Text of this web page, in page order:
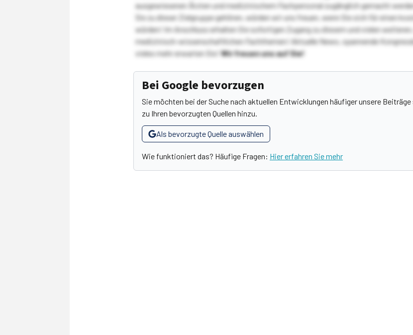
ausgewiesenen Ärzten und medizinischem Fachpersonal zugänglich gemacht
Sie zu dieser Zielgruppe gehören, würden wir uns freuen, wenn Sie sich für einen
würden! Im Anschluss erhalten Sie sofortigen Zugang zu diesem und vielen
medizinisch-wissenschaftlichen Fachthemen! Aktuelle News, spannende
vieles mehr erwarten Sie!Wir freuen uns auf Sie!
Bei Google bevorzugen
Sie möchten bei der Suche nach aktuellen Entwicklungen häufiger unsere
zu Ihren bevorzugten Quellen hinzu.
Als bevorzugte Quelle auswählen
Wie funktioniert das? Häufige Fragen: Hier erfahren Sie mehr